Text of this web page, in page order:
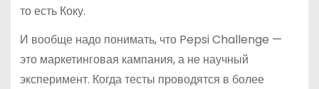
то есть Коку.
И вообще надо понимать, что Pepsi Challenge —
это маркетинговая кампания, а не научный
эксперимент. Когда тесты проводятся в более